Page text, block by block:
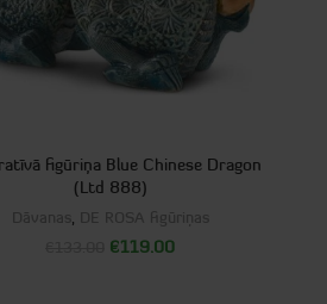
figūriņa Blue Chinese Dragon
(Ltd 888)
,
€119.00